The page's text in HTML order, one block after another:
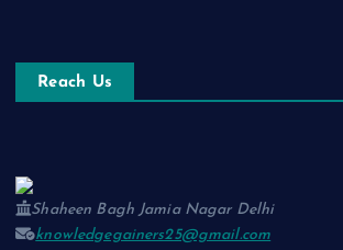
Reach Us
Shaheen Bagh Jamia Nagar Delhi
knowledgegainers25@gmail.com